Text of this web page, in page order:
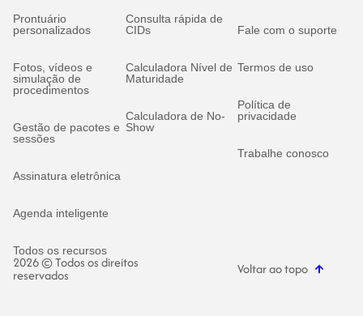
Prontuário
personalizados
Fotos, vídeos e
simulação de
procedimentos
Gestão de pacotes e
sessões
Assinatura eletrônica
Agenda inteligente
Todos os recursos
Consulta rápida de
CIDs
Calculadora Nível de
Maturidade
Calculadora de No-
Show
Fale com o suporte
Termos de uso
Política de
privacidade
Trabalhe conosco
2026 © Todos os direitos
reservados Voltar ao topo